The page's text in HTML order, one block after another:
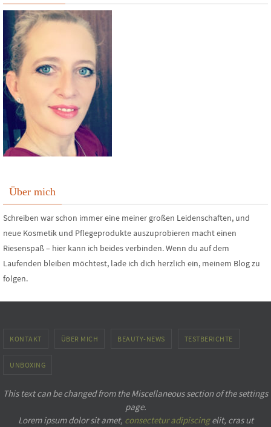
Über mich
Schreiben war schon immer eine meiner großen Leidenschaften, und
neue Kosmetik und Pflegeprodukte auszuprobieren macht einen
Riesenspaß – hier kann ich beides verbinden. Wenn du auf dem
Laufenden bleiben möchtest, lade ich dich herzlich ein, meinem Blog zu
folgen.
KONTAKT ÜBER MICH BEAUTY-NEWS TESTBERICHTE
UNBOXING
This text can be changed from the Miscellaneous section of the settings
page.
Lorem ipsumdolor sit amet, consectetur adipiscingelit, cras ut